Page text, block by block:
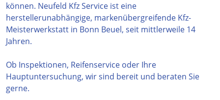
können. Neufeld Kfz Service ist eine
herstellerunabhängige, markenübergreifende Kfz-
Meisterwerkstatt in Bonn Beuel, seit mittlerweile 14
Jahren.
Ob Inspektionen, Reifenservice oder Ihre
Hauptuntersuchung, wir sind bereit und beraten Sie
gerne.